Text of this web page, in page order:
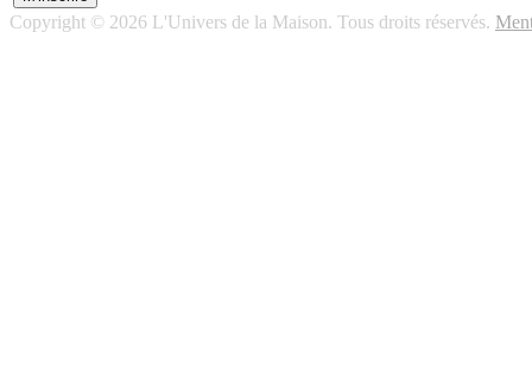
Copyright © 2026 L'Univers de la Maison. Tous droits réservés.